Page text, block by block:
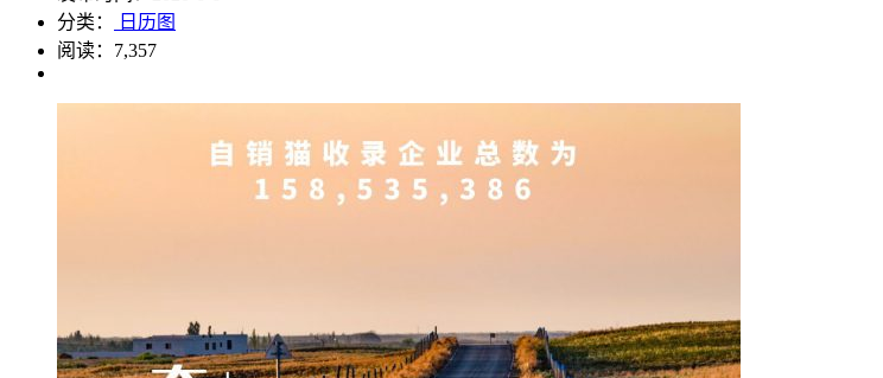
分类：
日历图
阅读：7,357